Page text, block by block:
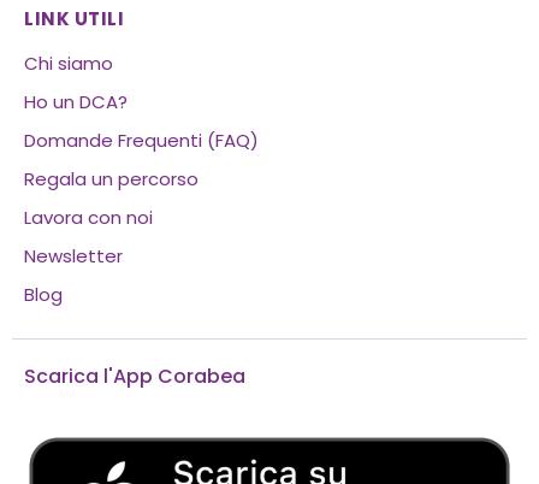
LINK UTILI
Chi siamo
Ho un DCA?
Domande Frequenti (FAQ)
Regala un percorso
Lavora con noi
Newsletter
Blog
Scarica l'App Corabea